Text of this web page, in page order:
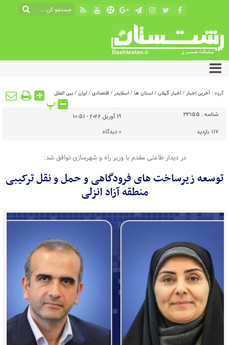
گروه : آخرین اخبار/اخبار گیلان/استان ها/اسلایدر/اقتصادی/ایران/بین الملل
پ
شناسه : 33155
19 آوریل 2026 - 10:51
117 بازدید
0 دیدگاه
در دیدار طاعتی مقدم با وزیر راه و شهرسازی توافق شد:
توسعه زیرساخت های فرودگاهی و حمل و نقل ترکیبی
منطقه آزاد انزلی